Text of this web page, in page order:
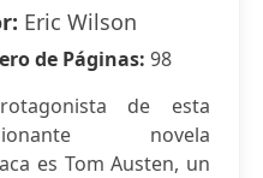
Eric Wilson
de Páginas: 98
de esta
novela
es Tom Austen, un